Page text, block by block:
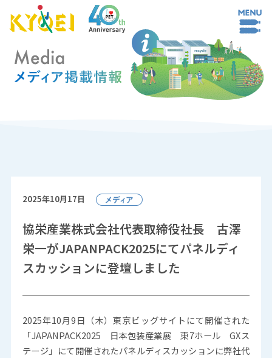
2025年10月17日
協栄産業株式会社代表取締役社長 古澤
栄一がJAPANPACK2025にてパネルディ
スカッションに登壇しました
2025年10月9日（木）東京ビッグサイトにて開催された
「JAPANPACK2025 日本包装産業展 東7ホール GXス
テージ」にて開催されたパネルディスカッションに弊社代